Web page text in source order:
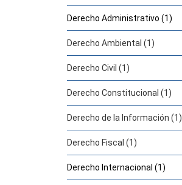
Derecho Administrativo (1)
Derecho Ambiental (1)
Derecho Civil (1)
Derecho Constitucional (1)
Derecho de la Información (1)
Derecho Fiscal (1)
Derecho Internacional (1)